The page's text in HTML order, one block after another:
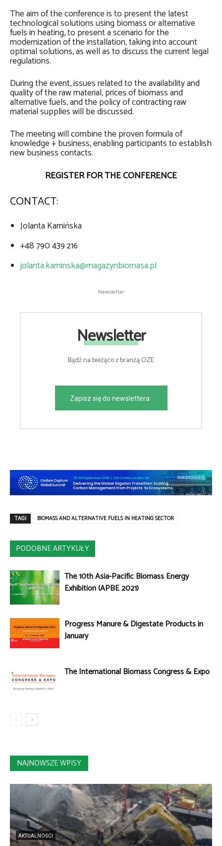
The aim of the conference is to present the latest
technological solutions using biomass or alternative
fuels in heating, to present a scenario for the
modernization of the installation, taking into account
optimal solutions, as well as to discuss the current legal
regulations.
During the event, issues related to the availability and
quality of the raw material, prices of biomass and
alternative fuels, and the policy of contracting raw
material supplies will be discussed.
The meeting will combine the proven formula of
knowledge + business, enabling participants to establish
new business contacts.
REGISTER FOR THE CONFERENCE
CONTACT:
Jolanta Kamińska
+48 790 439 216
jolanta.kaminska@magazynbiomasa.pl
Newsletter
Newsletter
Bądź na bieżąco z branżą OZE
Zapisz się do newslettera
TAGI BIOMASS AND ALTERNATIVE FUELS IN HEATING SECTOR
PODOBNE ARTYKUŁY
The 10th Asia-Pacific Biomass Energy
Exhibition (APBE 2021)
Progress Manure & Digestate Products in
January
The International Biomass Congress & Expo
NAJNOWSZE WPISY
AKTUALNOŚCI